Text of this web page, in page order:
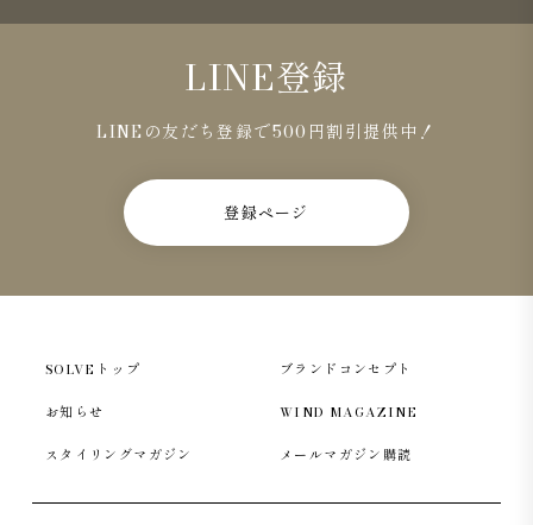
LINE登録
LINEの友だち登録で500円割引提供中！
登録ページ
SOLVEトップ ブランドコンセプト
お知らせ WIND MAGAZINE
スタイリングマガジン メールマガジン購読